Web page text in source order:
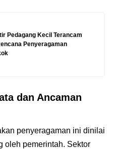
Pedagang Kecil Terancam
Penyeragaman
dan Ancaman
penyeragaman ini dinilai
oleh pemerintah. Sektor